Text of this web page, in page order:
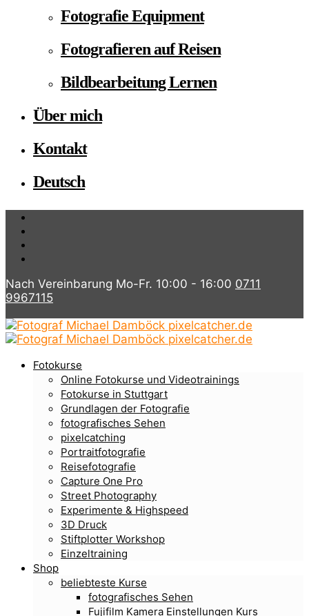
Fotografie Equipment
Fotografieren auf Reisen
Bildbearbeitung Lernen
Über mich
Kontakt
Deutsch
Nach Vereinbarung Mo-Fr. 10:00 - 16:00 0711
9967115
Fotokurse
Online Fotokurse und Videotrainings
Fotokurse in Stuttgart
Grundlagen der Fotografie
fotografisches Sehen
pixelcatching
Portraitfotografie
Reisefotografie
Capture One Pro
Street Photography
Experimente & Highspeed
3D Druck
Stiftplotter Workshop
Einzeltraining
Shop
beliebteste Kurse
fotografisches Sehen
Fujifilm Kamera Einstellungen Kurs